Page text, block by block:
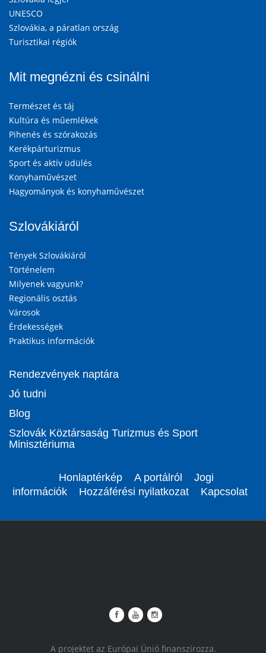
UNESCO
Szlovákia, a páratlan ország
Turisztikai régiók
Mit megnézni és csinálni
Természet és táj
Kultúra és műemlékek
Pihenés és szórakozás
Kerékpárturizmus
Sport és aktív üdülés
Konyhaművészet
Hagyományok és konyhaművészet
Szlovákiáról
Tények Szlovákiáról
Történelem
Milyenek vagyunk?
Regionális osztás
Városok
Érdekességek
Praktikus információk
Rendezvények naptára
Jó tudni
Blog
Szlovák Köztársaság Turizmus és Sport
Minisztériuma
Honlaptérkép A portálról
Jogi
információk
Hozzáférési nyilatkozat Kapcsolat
A projektet az Európai Únió finanszírozza.